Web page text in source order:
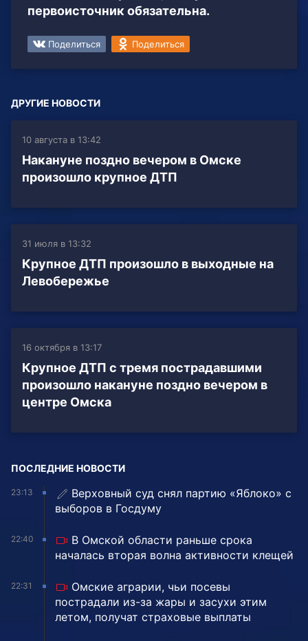
первоисточник обязательна.
Поделиться Поделиться
ДРУГИЕ НОВОСТИ
10 августа в 13:42
Накануне поздно вечером в Омске
произошло крупное ДТП
31 июля в 13:32
Крупное ДТП произошло в выходные на
Левобережье
16 октября в 13:17
Крупное ДТП с тремя пострадавшими
произошло накануне поздно вечером в
центре Омска
ПОСЛЕДНИЕ НОВОСТИ
23:13
Верховный суд снял партию «Яблоко» с
выборов в Госдуму
22:40
В Омской области раньше срока
началась вторая волна активности клещей
22:31
Омские аграрии, чьи посевы
пострадали из-за жары и засухи этим
летом, получат страховые выплаты